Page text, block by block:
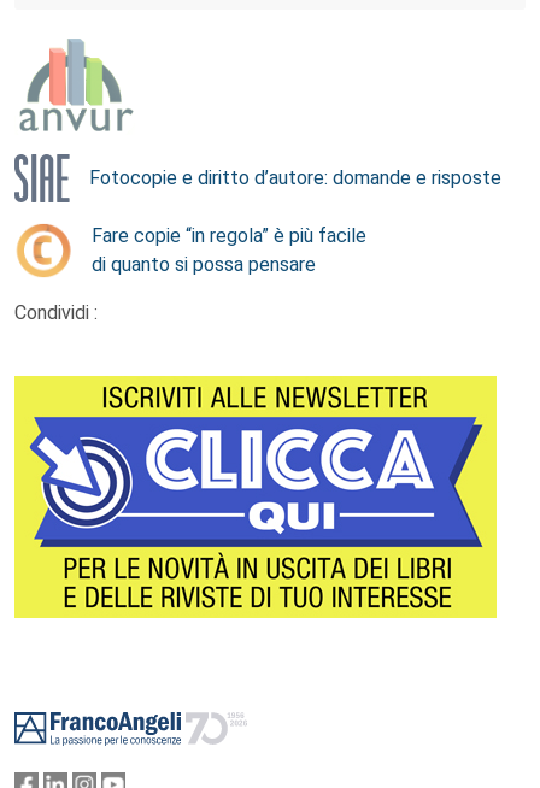
Fotocopie e diritto d’autore: domande e risposte
Fare copie “in regola” è più facile
di quanto si possa pensare
Condividi :